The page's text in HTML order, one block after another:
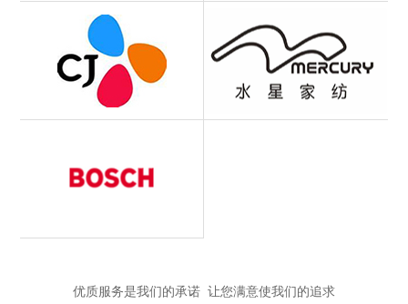
优质服务是我们的承诺 让您满意使我们的追求